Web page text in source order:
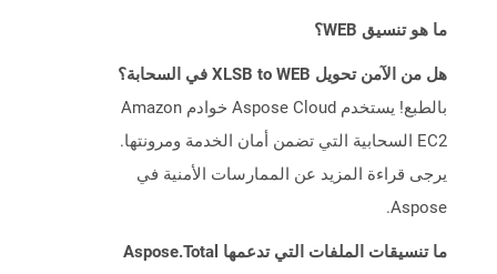
ما هو تنسيق WEB؟
هل من الآمن تحويل XLSB to WEB في السحابة؟
بالطبع! يستخدم Aspose Cloud خوادم Amazon
EC2 السحابية التي تضمن أمان الخدمة ومرونتها.
يرجى قراءة المزيد عن الممارسات الأمنية في
Aspose.
ما تنسيقات الملفات التي تدعمها Aspose.Total